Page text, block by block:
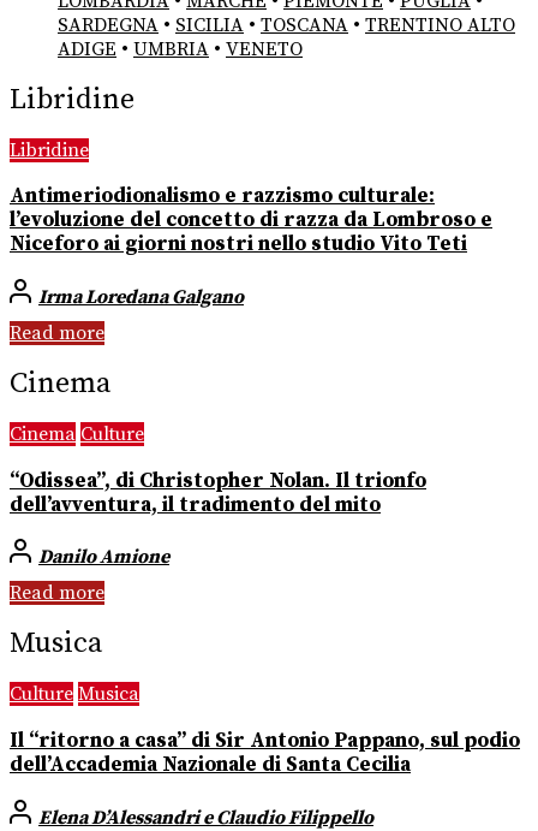
SARDEGNA • SICILIA • TOSCANA • TRENTINO ALTO
ADIGE • UMBRIA • VENETO
Libridine
Libridine
Antimeriodionalismo e razzismo culturale:
l’evoluzione del concetto di razza da Lombroso e
Niceforo ai giorni nostri nello studio Vito Teti
Irma Loredana Galgano
Read more
Cinema
Cinema Culture
“Odissea”, di Christopher Nolan. Il trionfo
dell’avventura, il tradimento del mito
Danilo Amione
Read more
Musica
Culture Musica
Il “ritorno a casa” di Sir Antonio Pappano, sul podio
dell’Accademia Nazionale di Santa Cecilia
Elena D’Alessandri e Claudio Filippello